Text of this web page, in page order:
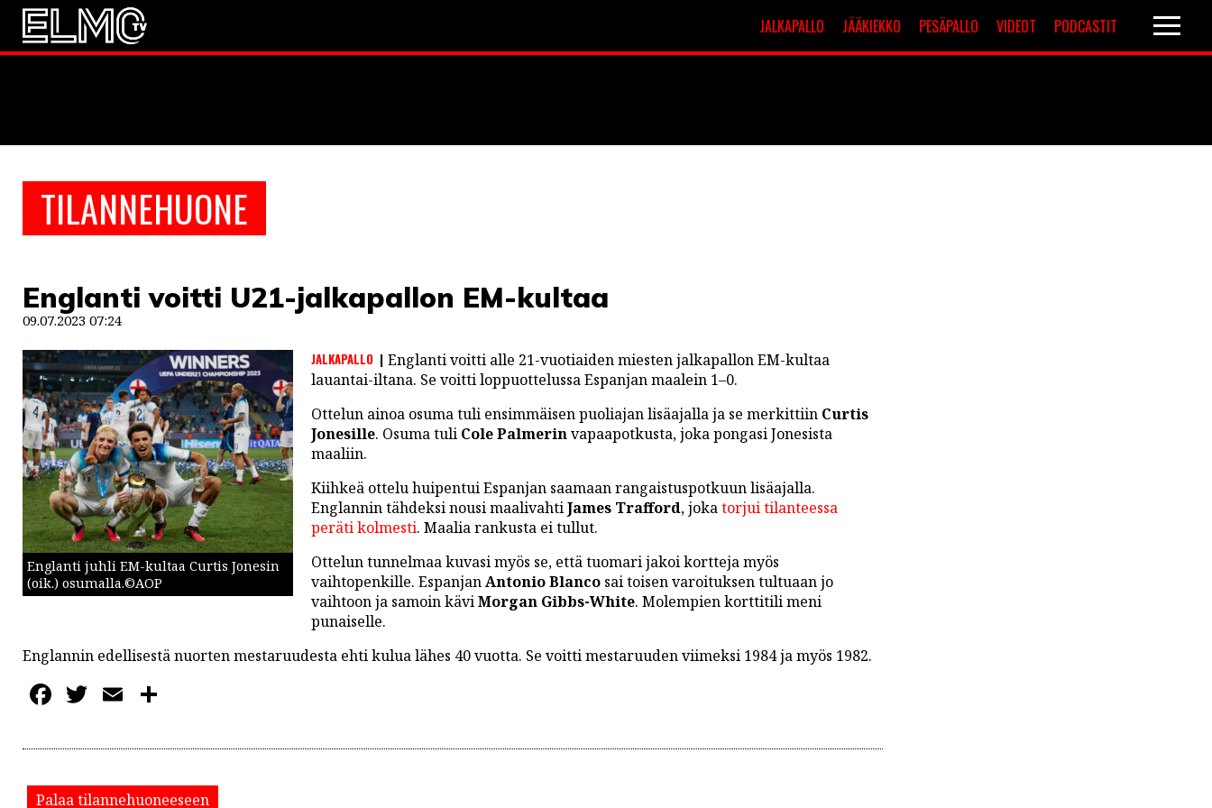
JALKAPALLO JÄÄKIEKKO PESÄPALLO VIDEOT PODCASTIT
TILANNEHUONE
Englanti voitti U21-jalkapallon EM-kultaa
09.07.2023 07:24
Englanti juhli EM-kultaa Curtis Jonesin
(oik.) osumalla.©AOP
JALKAPALLO
Englanti voitti alle 21-vuotiaiden miesten jalkapallon EM-kultaa
lauantai-iltana. Se voitti loppuottelussa Espanjan maalein 1–0.
Ottelun ainoa osuma tuli ensimmäisen puoliajan lisäajalla ja se merkittiin Curtis
Jonesille. Osuma tuli Cole Palmerinvapaapotkusta, joka pongasi Jonesista
maaliin.
Kiihkeä ottelu huipentui Espanjan saamaan rangaistuspotkuun lisäajalla.
Englannin tähdeksi nousi maalivahtiJames Trafford, jokatorjui tilanteessa
peräti kolmesti. Maalia rankusta ei tullut.
Ottelun tunnelmaa kuvasi myös se, että tuomari jakoi kortteja myös
vaihtopenkille. EspanjanAntonio Blanco sai toisen varoituksen tultuaan jo
vaihtoon ja samoin käviMorgan Gibbs-White. Molempien korttitili meni
punaiselle.
Englannin edellisestä nuorten mestaruudesta ehti kulua lähes 40 vuotta. Se voitti mestaruuden viimeksi 1984 ja myös 1982.
Facebook
Twitter
Email
Palaa tilannehuoneeseen
JALKAPALLO
EM2021
JÄÄKIEKKO
PESÄPALLO
LINTU VAI KALA
46 DENTON ROAD
VIDEOT
PODCASTIT
KOLUMNIT